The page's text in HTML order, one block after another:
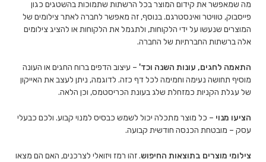
מה שמאפשר את קידום המוצר בכל הרשתות שתמוכות בהשטגים כגון
פייסבוק, טוויטר ואינסטרגם. בנוסף, זה מאפשר לחברה לאתר צילומים של
המוצרים שנעשו על ידי הלקוחות, ולתגמל את הלקוחות או להציג צילומים
אלה ברשתות החברתיות של החברה.
התאמה לחגים, עונות השנה וכד' – עיצוב הדפים ברוח החגים או העונה
מוסיף תחושה נעימה וחמימה לכל דף כזה. לדוגמה, ניתן לעצב את האייקון
של עגלת הקניות כמזחלת שלג בעונת הכריסטמס, וכן הלאה.
הציעו מנוי – כל מוצר מתכלה יכול לשמש כבסיס למנוי קבוע. ולכם כבעלי
עסק – מובטחת הכנסה חודשית קבועה.
צילומי מוצרים בתוצאות החיפוש. זהו רמז ויזואלי לצרכנים, האם הם מצאו